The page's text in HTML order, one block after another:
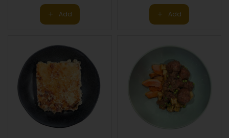
Add Add